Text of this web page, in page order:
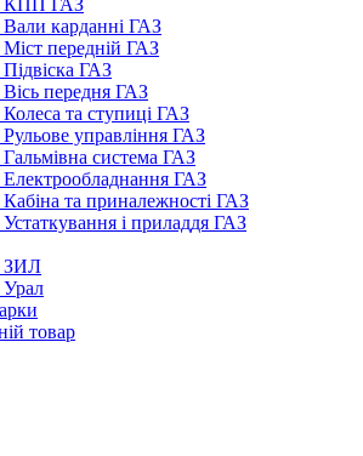
КПП ГАЗ
Вали карданні ГАЗ
Міст передній ГАЗ
Підвіска ГАЗ
передня ГАЗ
та ступиці ГАЗ
управління ГАЗ
система ГАЗ
Електрообладнання ГАЗ
Кабіна та приналежності ГАЗ
і приладдя ГАЗ
ЗИЛ
Урал
товар